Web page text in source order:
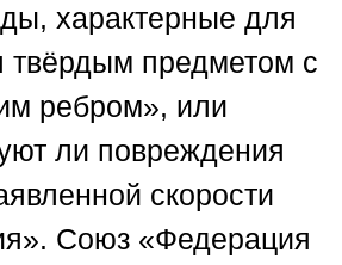
характерные для
твёрдым предметом с
ребром», или
ли повреждения
скорости
Союз «Федерация